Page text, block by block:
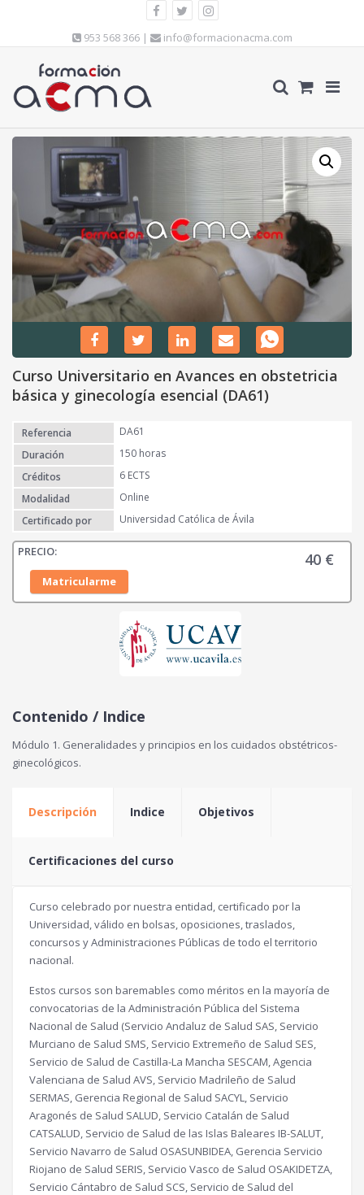
953 568 366 | info@formacionacma.com
Curso Universitario en Avances en obstetricia
básica y ginecología esencial (DA61)
Referencia
DA61
Duración
150 horas
Créditos
6 ECTS
Modalidad
Online
Certificado por
Universidad Católica de Ávila
40 €
Matricularme
Contenido / Indice
Módulo 1. Generalidades y principios en los cuidados obstétricos-
ginecológicos.
Descripción Indice Objetivos
Certificaciones del curso
Curso celebrado por nuestra entidad, certificado por la
Universidad, válido en bolsas, oposiciones, traslados,
concursos y Administraciones Públicas de todo el territorio
nacional.
Estos cursos son baremables como méritos en la mayoría de
convocatorias de la Administración Pública del Sistema
Nacional de Salud (Servicio Andaluz de Salud SAS, Servicio
Murciano de Salud SMS, Servicio Extremeño de Salud SES,
Servicio de Salud de Castilla-La Mancha SESCAM, Agencia
Valenciana de Salud AVS, Servicio Madrileño de Salud
SERMAS, Gerencia Regional de Salud SACYL, Servicio
Aragonés de Salud SALUD, Servicio Catalán de Salud
CATSALUD, Servicio de Salud de las Islas Baleares IB-SALUT,
Servicio Navarro de Salud OSASUNBIDEA, Gerencia Servicio
Riojano de Salud SERIS, Servicio Vasco de Salud OSAKIDETZA,
Servicio Cántabro de Salud SCS, Servicio de Salud del